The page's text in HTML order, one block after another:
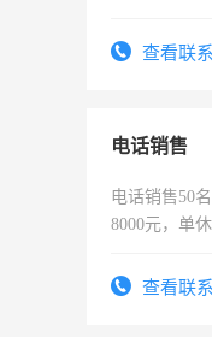
查看联
电话销售
电话销售50
8000元，单
查看联